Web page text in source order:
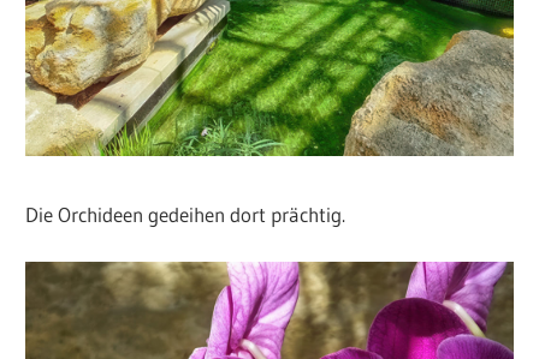
Die Orchideen gedeihen dort prächtig.